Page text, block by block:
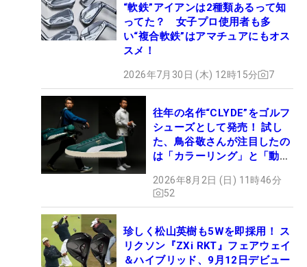
“軟鉄”アイアンは2種類あるって知
ってた？ 女子プロ使用者も多
い“複合軟鉄”はアマチュアにもオス
スメ！
2026年7月30日 (木) 12時15分 7
往年の名作“CLYDE”をゴルフ
シューズとして発売！ 試し
た、鳥谷敬さんが注目したの
は「カラーリング」と「動き
2026年8月2日 (日) 11時46分
52
珍しく松山英樹も5Wを即採用！ ス
リクソン『ZXi RKT』フェアウェイ
＆ハイブリッド、9月12日デビュー